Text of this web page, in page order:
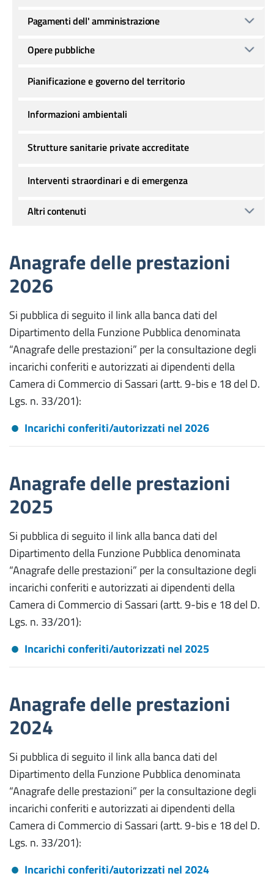
Anagrafe delle prestazioni
2026
Si pubblica di seguito il link alla banca dati del
Dipartimento della Funzione Pubblica denominata
“Anagrafe delle prestazioni” per la consultazione degli
incarichi conferiti e autorizzati ai dipendenti della
Camera di Commercio di Sassari (artt. 9-bis e 18 del D.
Lgs. n. 33/201):
Incarichi conferiti/autorizzati nel 2026
Anagrafe delle prestazioni
2025
Si pubblica di seguito il link alla banca dati del
Dipartimento della Funzione Pubblica denominata
“Anagrafe delle prestazioni” per la consultazione degli
incarichi conferiti e autorizzati ai dipendenti della
Camera di Commercio di Sassari (artt. 9-bis e 18 del D.
Lgs. n. 33/201):
Incarichi conferiti/autorizzati nel 2025
Anagrafe delle prestazioni
2024
Si pubblica di seguito il link alla banca dati del
Dipartimento della Funzione Pubblica denominata
“Anagrafe delle prestazioni” per la consultazione degli
incarichi conferiti e autorizzati ai dipendenti della
Camera di Commercio di Sassari (artt. 9-bis e 18 del D.
Lgs. n. 33/201):
Incarichi conferiti/autorizzati nel 2024
Pagamenti dell' amministrazione
Opere pubbliche
Pianificazione e governo del territorio
Informazioni ambientali
Strutture sanitarie private accreditate
Interventi straordinari e di emergenza
Altri contenuti